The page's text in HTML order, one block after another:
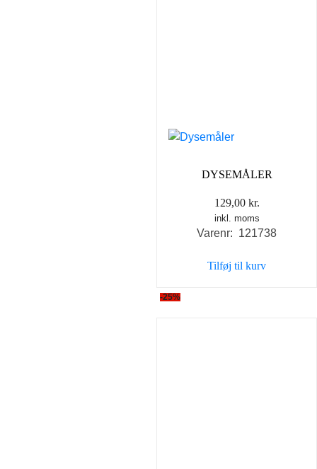
DYSEMÅLER
129,00 kr.
inkl. moms
Varenr: 121738
Tilføj til kurv
-25%